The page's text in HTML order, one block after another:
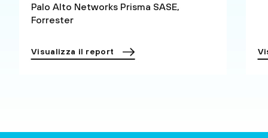
Palo Alto Networks Prisma SASE,
Forrester
Visualizza il report